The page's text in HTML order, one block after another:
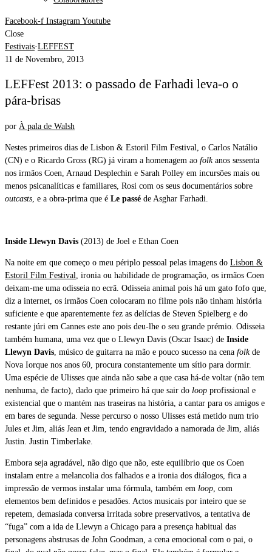
Facebook-f Instagram Youtube
Close
Festivais·LEFFEST
11 de Novembro, 2013
LEFFest 2013: o passado de Farhadi leva-o o
pára-brisas
por À pala de Walsh
Nestes primeiros dias de Lisbon & Estoril Film Festival, o Carlos Natálio
(CN) e o Ricardo Gross (RG) já viram a homenagem ao folk anos sessenta
nos irmãos Coen, Arnaud Desplechin e Sarah Polley em incursões mais ou
menos psicanalíticas e familiares, Rosi com os seus documentários sobre
outcasts , e a obra-prima que é Le passé de Asghar Farhadi.
Inside Llewyn Davis (2013) de Joel e Ethan Coen
Na noite em que começo o meu périplo pessoal pelas imagens do Lisbon &
Estoril Film Festival
, ironia ou habilidade de programação, os irmãos Coen
deixam-me uma odisseia no ecrã. Odisseia animal pois há um gato fofo que,
diz a internet, os irmãos Coen colocaram no filme pois não tinham história
suficiente e que aparentemente fez as delícias de Steven Spielberg e do
restante júri em Cannes este ano pois deu-lhe o seu grande prémio. Odisseia
também humana, uma vez que o Llewyn Davis (Oscar Isaac) de Inside
Llewyn Davis , músico de guitarra na mão e pouco sucesso na cena folkde
Nova Iorque nos anos 60, procura constantemente um sítio para dormir.
Uma espécie de Ulisses que ainda não sabe a que casa há-de voltar (não tem
nenhuma, de facto), dado que primeiro há que sair do loop profissional e
existencial que o mantém nas traseiras na história, a cantar para os amigos e
em bares de segunda. Nesse percurso o nosso Ulisses está metido num trio
Jules et Jim, aliás Jean et Jim, tendo engravidado a namorada de Jim, aliás
Justin. Justin Timberlake.
Embora seja agradável, não digo que não, este equilíbrio que os Coen
instalam entre a melancolia dos falhados e a ironia dos diálogos, fica a
impressão de vermos instalar uma fórmula, também em loop , com
elementos bem definidos e pesadões. Actos musicais por inteiro que se
repetem, demasiada conversa irritada sobre preservativos, a tentativa de
“fuga” com a ida de Llewyn a Chicago para a presença habitual das
personagens abstrusas de John Goodman, a cena emocional com o pai, o